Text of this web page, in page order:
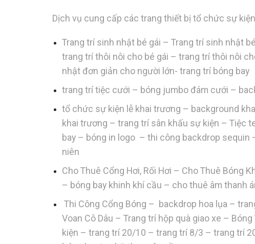
Dịch vụ cung cấp các trang thiết bị tổ chức sự kiện
Trang trí sinh nhật bé gái – Trang trí sinh nhật
trang trí thôi nôi cho bé gái – trang trí thôi nôi
nhật đơn giản cho người lớn- trang trí bóng bay
trang trí tiệc cưới – bóng jumbo đám cưới –
tổ chức sự kiện lễ khai trương – background
khai trương – trang trí sân khấu sự kiện – Tiệc
bay – bóng in logo – thi công backdrop
niên
Cho Thuê Cổng Hơi, Rối Hơi – Cho Thuê Bóng
– bóng bay khinh khí cầu – cho thuê âm thanh
Thi Công Cổng Bóng – backdrop hoa lụa –
Voan Cô Dâu – Trang trí hộp quà giao xe –
kiện – trang trí 20/10 – trang trí 8/3 – trang trí